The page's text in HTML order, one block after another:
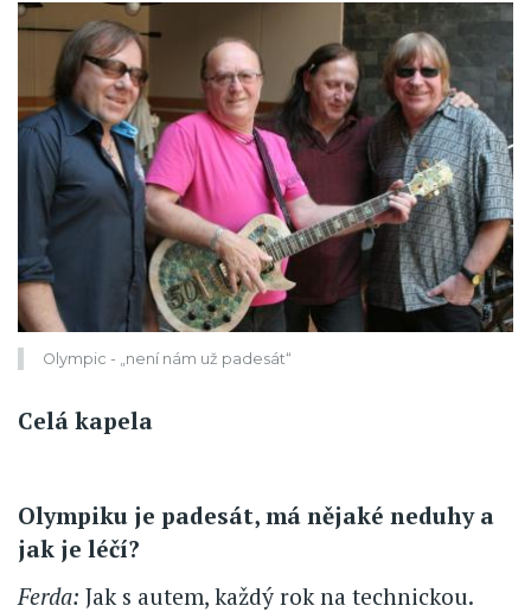
Olympic - „není nám už padesát“
Celá kapela
Olympiku je padesát, má nějaké neduhy a
jak je léčí?
Ferda: Jak s autem, každý rok na technickou.